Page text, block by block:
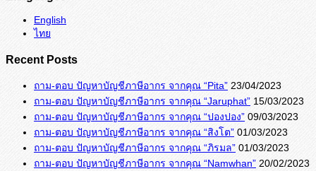
English
ไทย
Recent Posts
ถาม-ตอบ ปัญหาบัญชีภาษีอากร จากคุณ “Pita” 23/04/2023
ถาม-ตอบ ปัญหาบัญชีภาษีอากร จากคุณ “Jaruphat” 15/03/2023
ถาม-ตอบ ปัญหาบัญชีภาษีอากร จากคุณ “ปองปอง” 09/03/2023
ถาม-ตอบ ปัญหาบัญชีภาษีอากร จากคุณ “สิงโต” 01/03/2023
ถาม-ตอบ ปัญหาบัญชีภาษีอากร จากคุณ “ภิรมล” 01/03/2023
ถาม-ตอบ ปัญหาบัญชีภาษีอากร จากคุณ “Namwhan” 20/02/2023